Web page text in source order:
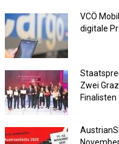
VCÖ
digitale
Zwei
Finalisten